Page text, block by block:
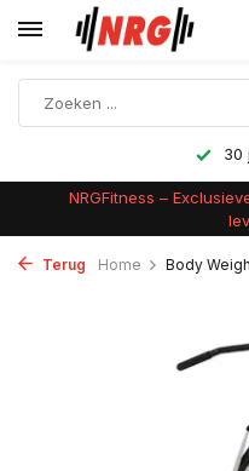
30
NRGFitness –
Terug Home Body